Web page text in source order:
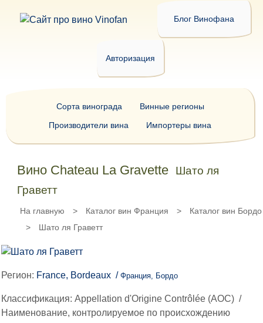
Блог Винофана
Авторизация
Вино Chateau La Gravette
Шато ля
Граветт
На главную > Каталог вин Франция >
Каталог вин Бордо
>
Шато ля Граветт
Регион: France, Bordeaux / Франция, Бордо
Классификация: Appellation d'Origine Contrôlée (AOC) /
Наименование, контролируемое по происхождению
Сорта винограда
Винные регионы
Производители вина
Импортеры вина